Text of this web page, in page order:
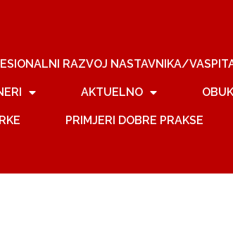
RAZVOJ NASTAVNIKA/
AKTUELNO
PRIMJERI DOBRE PRAKSE